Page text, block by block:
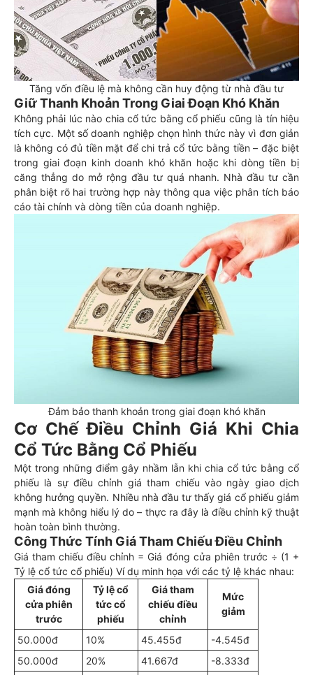
Tăng vốn điều lệ mà không cần huy động từ nhà đầu tư
Giữ Thanh Khoản Trong Giai Đoạn Khó Khăn
Không phải lúc nào chia cổ tức bằng cổ phiếu cũng là tín hiệu
tích cực. Một số doanh nghiệp chọn hình thức này vì đơn giản
là không có đủ tiền mặt để chi trả cổ tức bằng tiền – đặc biệt
trong giai đoạn kinh doanh khó khăn hoặc khi dòng tiền bị
căng thẳng do mở rộng đầu tư quá nhanh. Nhà đầu tư cần
phân biệt rõ hai trường hợp này thông qua việc phân tích báo
cáo tài chính và dòng tiền của doanh nghiệp.
Đảm bảo thanh khoản trong giai đoạn khó khăn
Cơ Chế Điều Chỉnh Giá Khi Chia
Cổ Tức Bằng Cổ Phiếu
Một trong những điểm gây nhầm lẫn khi chia cổ tức bằng cổ
phiếu là sự điều chỉnh giá tham chiếu vào ngày giao dịch
không hưởng quyền. Nhiều nhà đầu tư thấy giá cổ phiếu giảm
mạnh mà không hiểu lý do – thực ra đây là điều chỉnh kỹ thuật
hoàn toàn bình thường.
Công Thức Tính Giá Tham Chiếu Điều Chỉnh
Giá tham chiếu điều chỉnh = Giá đóng cửa phiên trước ÷ (1 +
Tỷ lệ cổ tức cổ phiếu) Ví dụ minh họa với các tỷ lệ khác nhau:
Giá đóng
cửa phiên
trước
Tỷ lệ cổ
tức cổ
phiếu
Giá tham
chiếu điều
chỉnh
Mức
giảm
50.000đ 10% 45.455đ
-4.545đ
50.000đ
20% 41.667đ
-8.333đ